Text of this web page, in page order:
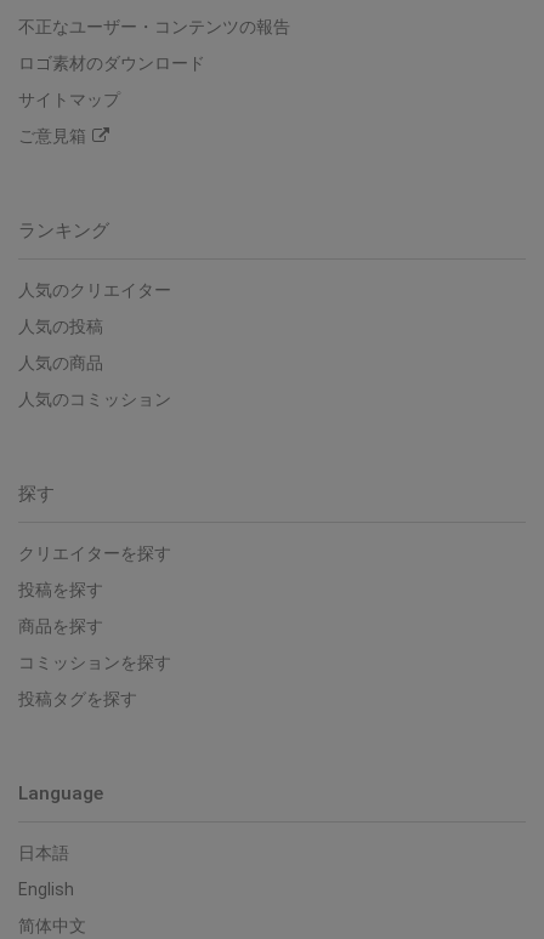
不正なユーザー・コンテンツの報告
ロゴ素材のダウンロード
サイトマップ
ご意見箱
ランキング
人気のクリエイター
人気の投稿
人気の商品
人気のコミッション
探す
クリエイターを探す
投稿を探す
商品を探す
コミッションを探す
投稿タグを探す
Language
日本語
English
简体中文